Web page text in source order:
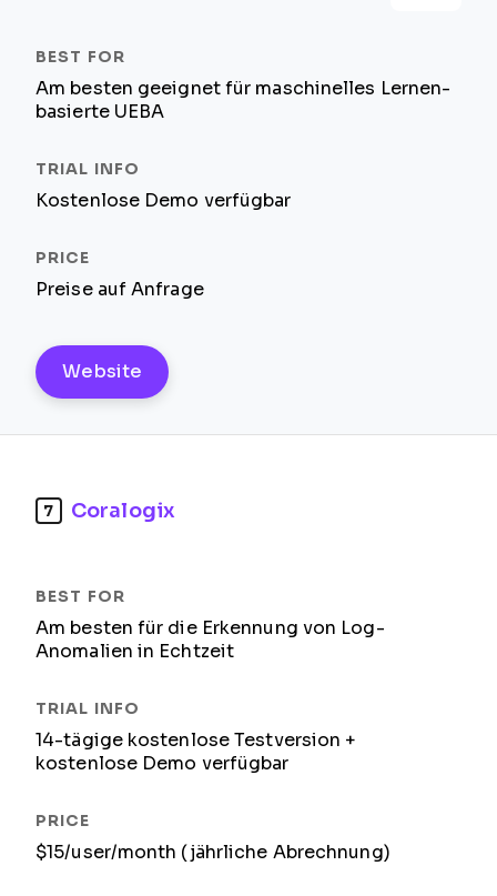
Am besten geeignet für maschinelles Lernen-
basierte UEBA
Kostenlose Demo verfügbar
Preise auf Anfrage
Website
7 Coralogix
Am besten für die Erkennung von Log-
Anomalien in Echtzeit
14-tägige kostenlose Testversion +
kostenlose Demo verfügbar
$15/user/month (jährliche Abrechnung)